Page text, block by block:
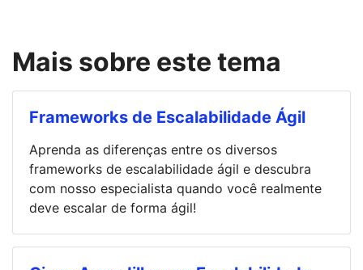
Mais sobre este tema
Frameworks de Escalabilidade Ágil
Aprenda as diferenças entre os diversos
frameworks de escalabilidade ágil e descubra
com nosso especialista quando você realmente
deve escalar de forma ágil!